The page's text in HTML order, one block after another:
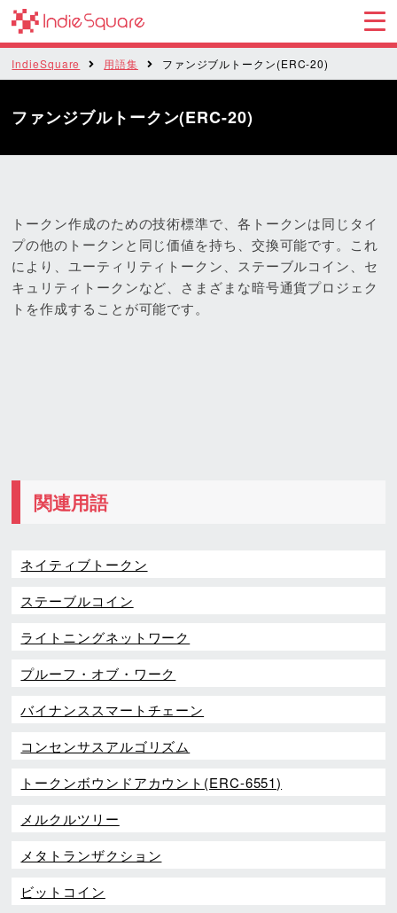
IndieSquare 用語集 ファンジブルトークン(ERC-20)
ファンジブルトークン(ERC-20)
トークン作成のための技術標準で、各トークンは同じタイ
プの他のトークンと同じ価値を持ち、交換可能です。これ
により、ユーティリティトークン、ステーブルコイン、セ
キュリティトークンなど、さまざまな暗号通貨プロジェク
トを作成することが可能です。
関連用語
ネイティブトークン
ステーブルコイン
ライトニングネットワーク
プルーフ・オブ・ワーク
バイナンススマートチェーン
コンセンサスアルゴリズム
トークンボウンドアカウント(ERC-6551)
メルクルツリー
メタトランザクション
ビットコイン